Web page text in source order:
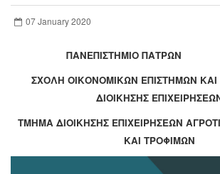
07 January 2020
ΠΑΝΕΠΙΣΤΗΜΙΟ ΠΑΤΡΩΝ
ΣΧΟΛΗ ΟΙΚΟΝΟΜΙΚΩΝ ΕΠΙΣΤΗΜΩΝ ΚΑΙ
ΔΙΟΙΚΗΣΗΣ
ΤΜΗΜΑ ΔΙΟΙΚΗΣΗΣ ΕΠΙΧΕΙΡΗΣΕΩΝ
ΚΑΙ ΤΡΟΦΙΜΩΝ